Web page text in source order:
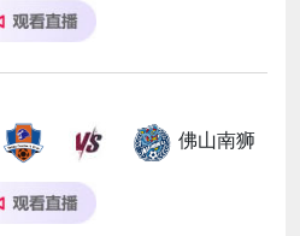
佛山南狮